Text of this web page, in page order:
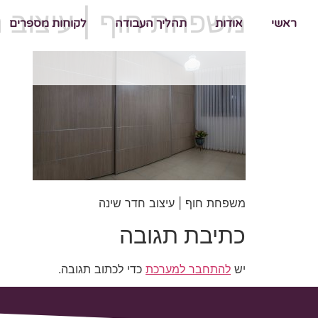
ראשי אודות תהליך העבודה לקוחות מספרים
משפחת חוף | עיצוב
משפחת חוף | עיצוב חדר שינה
כתיבת תגובה
יש להתחבר למערכת כדי לכתוב תגובה.